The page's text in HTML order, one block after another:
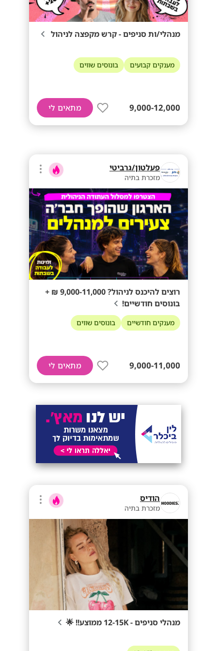
מנהלי/ות סניפים - קרש מקפצה לניהול
מענקים קבועים בונוסים שווים
9,000-12,000 מתאים לי
פעלטון/גרביטי
מזכרת בתיה
רוצים להיכנס לניהול? 9,000-11,000 ₪ +
בונוסים חודשיים!
מענקים חודשיים בונוסים שווים
9,000-11,000 מתאים לי
הודיס
מזכרת בתיה
מנהלי סניפים - 12-15K ממוצע!! 🌟